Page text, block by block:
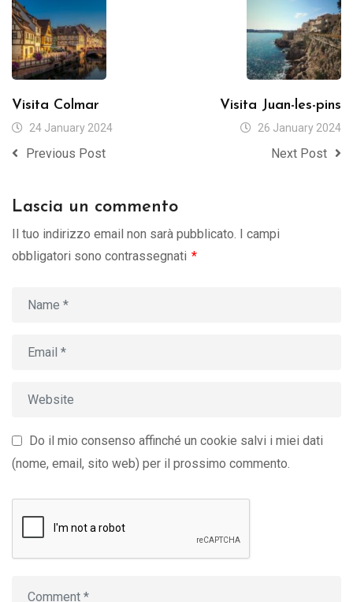
Visita Colmar
24 January 2024
Previous Post
Visita Juan-les-pins
26 January 2024
Next Post
Lascia un commento
Il tuo indirizzo email non sarà pubblicato. I campi
obbligatori sono contrassegnati *
Do il mio consenso affinché un cookie salvi i miei dati
(nome, email, sito web) per il prossimo commento.